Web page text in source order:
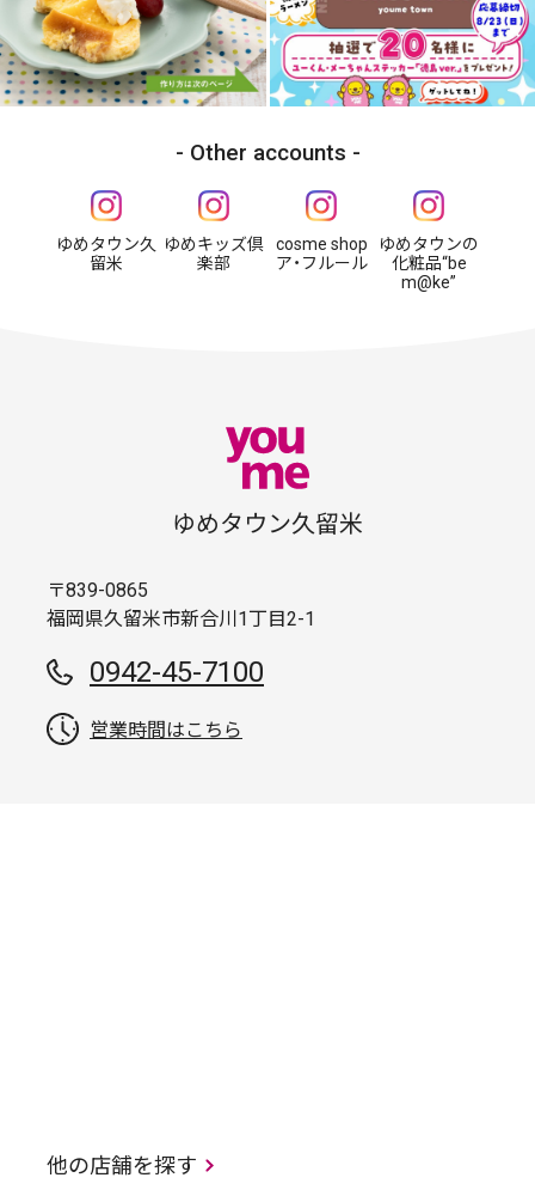
Other accounts
ゆめタウン久
留米
ゆめキッズ倶
楽部
cosme shop
ア・フルール
ゆめタウンの
化粧品“be
m@ke”
ゆめタウン久留米
〒839-0865
福岡県久留米市新合川1丁目2-1
0942-45-7100
営業時間はこちら
他の店舗を探す